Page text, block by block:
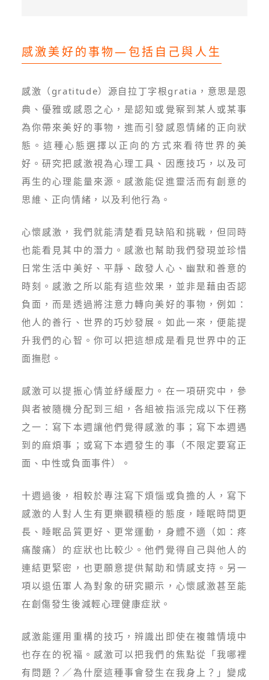
感激美好的事物—包括自己與人生
感激（gratitude）源自拉丁字根gratia，意思是恩
典、優雅或感恩之心，是認知或覺察到某人或某事
為你帶來美好的事物，進而引發感恩情緒的正向狀
態。這種心態選擇以正向的方式來看待世界的美
好。研究把感激視為心理工具、因應技巧，以及可
再生的心理能量來源。感激能促進靈活而有創意的
思維、正向情緒，以及利他行為。
心懷感激，我們就能清楚看見缺陷和挑戰，但同時
也能看見其中的潛力。感激也幫助我們發現並珍惜
日常生活中美好、平靜、啟發人心、幽默和善意的
時刻。感激之所以能有這些效果，並非是藉由否認
負面，而是透過將注意力轉向美好的事物，例如：
他人的善行、世界的巧妙發展。如此一來，便能提
升我們的心智。你可以把這想成是看見世界中的正
面撫慰。
感激可以提振心情並紓緩壓力。在一項研究中，參
與者被隨機分配到三組，各組被指派完成以下任務
之一：寫下本週讓他們覺得感激的事；寫下本週遇
到的麻煩事；或寫下本週發生的事（不限定要寫正
面、中性或負面事件）。
十週過後，相較於專注寫下煩惱或負擔的人，寫下
感激的人對人生有更樂觀積極的態度，睡眠時間更
長、睡眠品質更好、更常運動，身體不適（如：疼
痛酸痛）的症狀也比較少。他們覺得自己與他人的
連結更緊密，也更願意提供幫助和情感支持。另一
項以退伍軍人為對象的研究顯示，心懷感激甚至能
在創傷發生後減輕心理健康症狀。
感激能運用重構的技巧，辨識出即使在複雜情境中
也存在的祝福。感激可以把我們的焦點從「我哪裡
有問題？／為什麼這種事會發生在我身上？」變成